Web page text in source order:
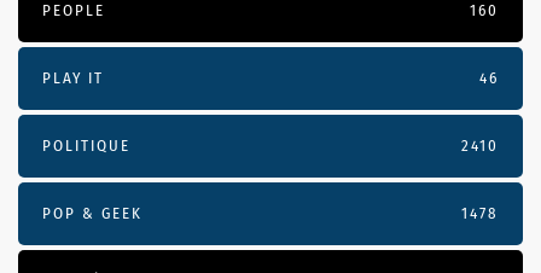
PEOPLE 160
PLAY IT 46
POLITIQUE 2410
POP & GEEK 1478